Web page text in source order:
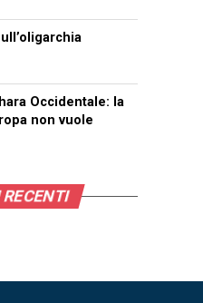
Occidentale: la
non vuole